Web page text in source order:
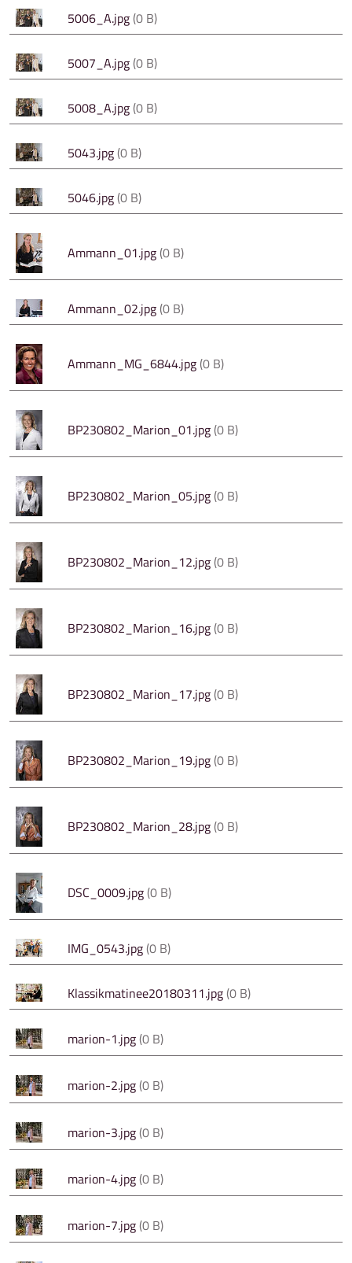
5006_A.jpg(0 B)
5007_A.jpg(0 B)
5008_A.jpg(0 B)
5043.jpg(0 B)
5046.jpg(0 B)
Ammann_01.jpg(0 B)
Ammann_02.jpg(0 B)
Ammann_MG_6844.jpg(0 B)
BP230802_Marion_01.jpg(0 B)
BP230802_Marion_05.jpg(0 B)
BP230802_Marion_12.jpg(0 B)
BP230802_Marion_16.jpg(0 B)
BP230802_Marion_17.jpg(0 B)
BP230802_Marion_19.jpg(0 B)
BP230802_Marion_28.jpg(0 B)
DSC_0009.jpg(0 B)
IMG_0543.jpg(0 B)
Klassikmatinee20180311.jpg(0 B)
marion-1.jpg(0 B)
marion-2.jpg(0 B)
marion-3.jpg(0 B)
marion-4.jpg(0 B)
marion-7.jpg(0 B)